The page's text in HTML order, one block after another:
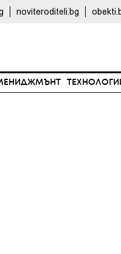
noviteroditeli.bg